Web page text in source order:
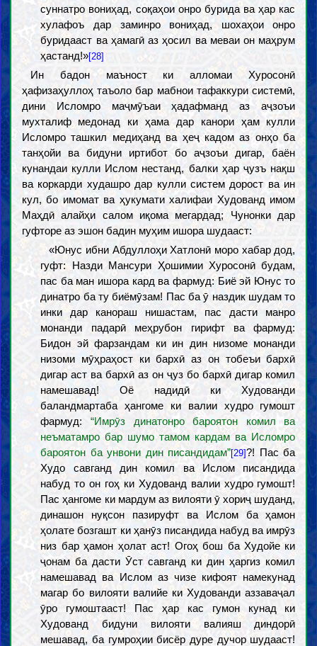
суннатро вониҳад, соқаҳои онро бурида ва ҳар кас
хулафоъ дар заминро вониҳад, шохаҳои онро
буридааст ва ҳамагӣ аз ҳосил ва меваи он маҳрум
ҳастанд!»[28]
Ин бадон маъност ки алломаи Хуросонӣ
ҳафизаҳуллоҳ таъоло бар мабнои тафаккури системӣ,
дини Исломро маҷмӯъаи ҳадафманд аз аҷзоъи
мухталиф медонад ки ҳама дар канори ҳам кулли
Исломро ташкил медиҳанд ва ҳеҷ кадом аз онҳо ба
танҳойи ва бидуни иртибот бо аҷзоъи дигар, баён
кунандаи кулли Ислом нестанд, балки ҳар ҷузъ нақш
ва коркарди худашро дар кулли систем дорост ва ин
кул, бо имомат ва ҳукумати халифаи Худованд имом
Маҳдӣ алайҳи салом иқома мегардад; Чунонки дар
гуфторе аз эшон бадин муҳим ишора шудааст:
«Юнус ибни Абдуллоҳи Хатлонӣ моро хабар дод,
гуфт: Назди Мансури Ҳошимии Хуросонӣ будам,
пас ба ман ишора кард ва фармуд: Биё эй Юнус то
динатро ба ту биёмӯзам! Пас ба ӯ наздик шудам то
инки дар канораш нишастам, пас дасти манро
монанди падарӣ меҳрубон гирифт ва фармуд:
Бидон эй фарзандам ки ин дин низоме монанди
низоми мӯҳраҳост ки бархӣ аз он тобеъи бархӣ
дигар аст ва бархӣ аз он ҷуз бо бархӣ дигар комил
намешавад! Оё надидӣ ки Худованди
баландмартаба ҳангоме ки валии худро гумошт
фармуд: “Имрӯз динатонро бароятон комил ва
неъматамро бар шумо тамом кардам ва Исломро
бароятон ба унвони дин писандидам”[29]?! Пас ба
Худо савганд дин комил ва Ислом писандида
набуд то он гоҳ ки Худованд валии худро гумошт!
Пас ҳангоме ки мардум аз вилояти ӯ хориҷ шуданд,
динашон нуқсон пазируфт ва Ислом ба ҳамон
ҳолате бозгашт ки ҳанӯз писандида набуд ва имрӯз
низ бар ҳамон ҳолат аст! Огоҳ бош ба Худойе ки
ҷонам ба дасти Ӯст савганд ки дин ҳаргиз комил
намешавад ва Ислом аз чизе кифоят намекунад
магар бо вилояти валийе ки Худованди аззаваҷал
ӯро гумоштааст! Пас ҳар кас гумон кунад ки
Худованд бидуни вилояти валияш диндорӣ
мешавад, ба гумроҳии бисёр дуре дучор шудааст!